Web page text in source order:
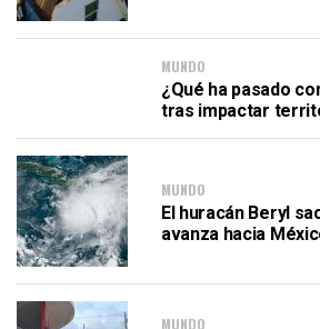
MUNDO
¿Qué ha pasado
tras impactar
MUNDO
El huracán Beryl
avanza hacia
MUNDO